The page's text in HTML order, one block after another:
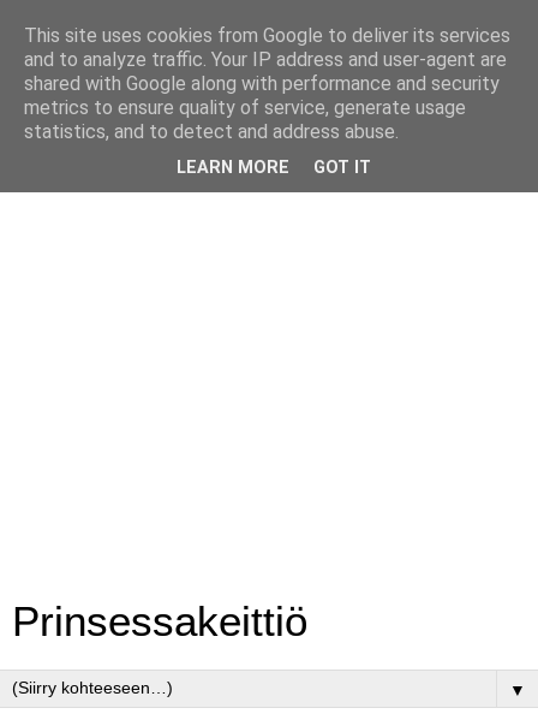
Prinsessakeittiö
▼
This site uses cookies from Google to deliver its services
and to analyze traffic. Your IP address and user-agent are
shared with Google along with performance and security
metrics to ensure quality of service, generate usage
statistics, and to detect and address abuse.
LEARN MORE GOT IT